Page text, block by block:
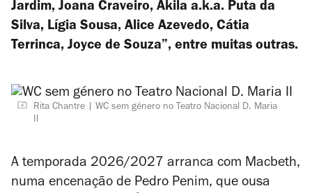
Jardim, Joana Craveiro, Àkila a.k.a. Puta da
Silva, Lígia Sousa, Alice Azevedo, Cátia
Terrinca, Joyce de Souza”, entre muitas outras.
Rita Chantre
WC sem género no Teatro Nacional D. Maria
II
A temporada 2026/2027 arranca com Macbeth,
numa encenação de Pedro Penim, que ousa